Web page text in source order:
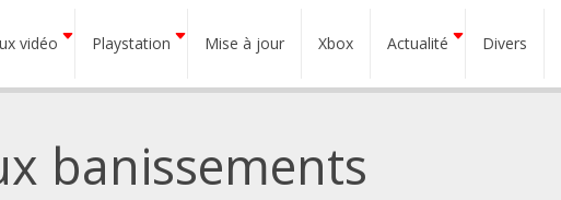
vidéo Playstation Mise à jour Xbox Actualité Divers
banissements